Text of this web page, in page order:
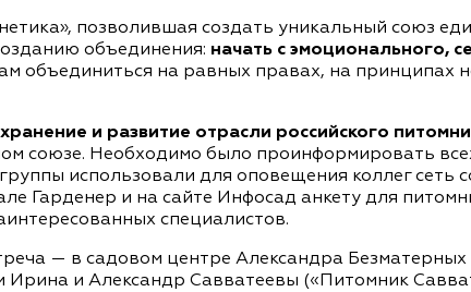
позволившая создать уникальный союз
объединения: начать с эмоционального,
объединиться на равных правах, на принципах
и развитие отрасли российского
союзе. Необходимо было проинформировать
использовали для оповещения коллег сеть
Гарденер и на сайте Инфосад анкету для
специалистов.
— в садовом центре Александра
Ирина и Александр Савватеевы («Питомник